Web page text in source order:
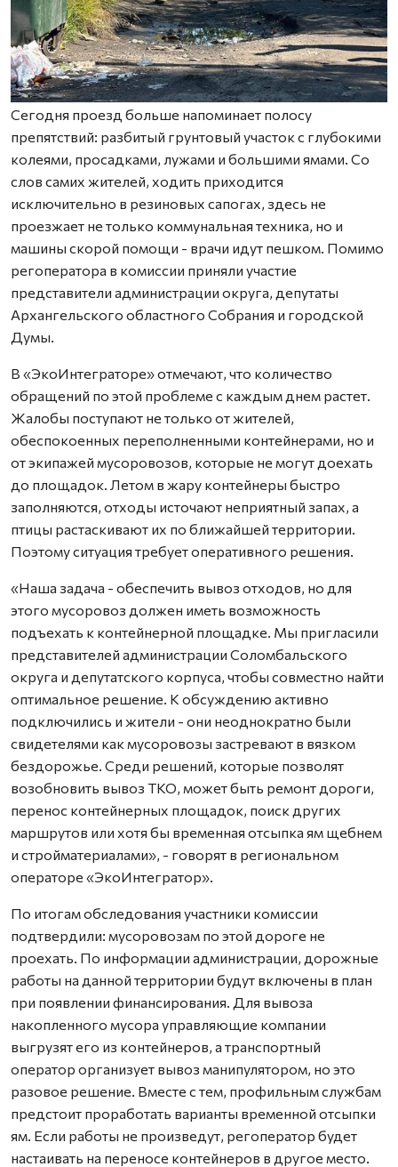
Сегодня проезд больше напоминает полосу
препятствий: разбитый грунтовый участок с глубокими
колеями, просадками, лужами и большими ямами. Со
слов самих жителей, ходить приходится
исключительно в резиновых сапогах, здесь не
проезжает не только коммунальная техника, но и
машины скорой помощи - врачи идут пешком. Помимо
регоператора в комиссии приняли участие
представители администрации округа, депутаты
Архангельского областного Собрания и городской
Думы.
В «ЭкоИнтеграторе» отмечают, что количество
обращений по этой проблеме с каждым днем растет.
Жалобы поступают не только от жителей,
обеспокоенных переполненными контейнерами, но и
от экипажей мусоровозов, которые не могут доехать
до площадок. Летом в жару контейнеры быстро
заполняются, отходы источают неприятный запах, а
птицы растаскивают их по ближайшей территории.
Поэтому ситуация требует оперативного решения.
«Наша задача - обеспечить вывоз отходов, но для
этого мусоровоз должен иметь возможность
подъехать к контейнерной площадке. Мы пригласили
представителей администрации Соломбальского
округа и депутатского корпуса, чтобы совместно найти
оптимальное решение. К обсуждению активно
подключились и жители - они неоднократно были
свидетелями как мусоровозы застревают в вязком
бездорожье. Среди решений, которые позволят
возобновить вывоз ТКО, может быть ремонт дороги,
перенос контейнерных площадок, поиск других
маршрутов или хотя бы временная отсыпка ям щебнем
и стройматериалами», - говорят в региональном
операторе «ЭкоИнтегратор».
По итогам обследования участники комиссии
подтвердили: мусоровозам по этой дороге не
проехать. По информации администрации, дорожные
работы на данной территории будут включены в план
при появлении финансирования. Для вывоза
накопленного мусора управляющие компании
выгрузят его из контейнеров, а транспортный
оператор организует вывоз манипулятором, но это
разовое решение. Вместе с тем, профильным службам
предстоит проработать варианты временной отсыпки
ям. Если работы не произведут, регоператор будет
настаивать на переносе контейнеров в другое место.